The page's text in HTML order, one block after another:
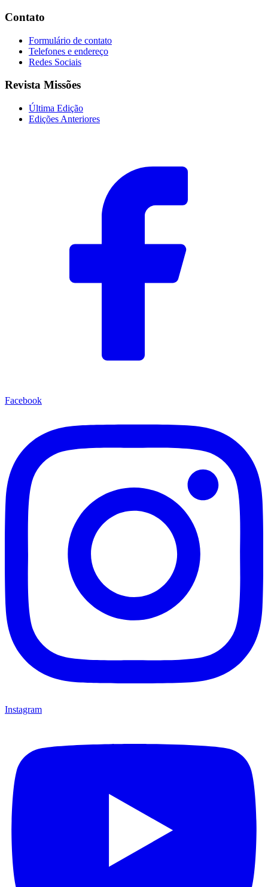
Contato
Formulário de contato
Telefones e endereço
Redes Sociais
Revista Missões
Última Edição
Edições Anteriores
Facebook
Instagram